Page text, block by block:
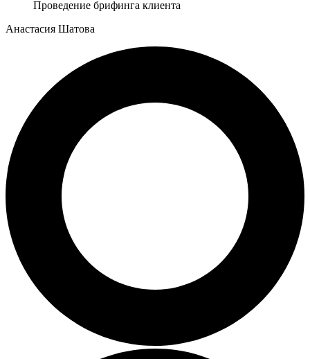
Проведение брифинга клиента
Анастасия Шатова